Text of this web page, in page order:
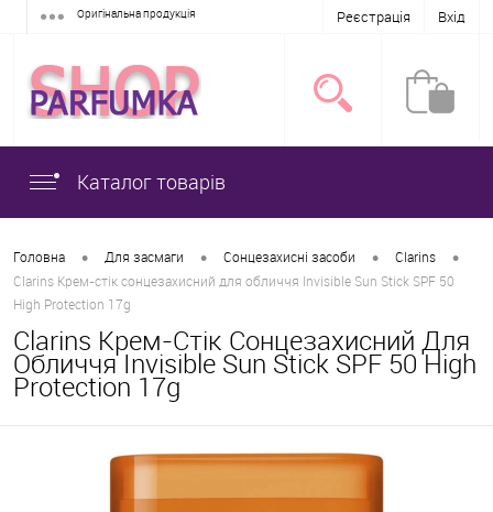
Оригінальна продукція Реєстрація Вхід
Каталог товарів
Головна • Для засмаги • Сонцезахисні засоби • Clarins •
Clarins Крем-стік сонцезахисний для обличчя Invisible Sun Stick SPF 50
High Protection 17g
Clarins Крем-Стік Сонцезахисний Для
Обличчя Invisible Sun Stick SPF 50 High
Protection 17g